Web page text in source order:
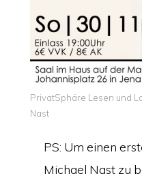
PrivatSphäre Lesen und
Nast
PS: Um einen
Michael Nast zu